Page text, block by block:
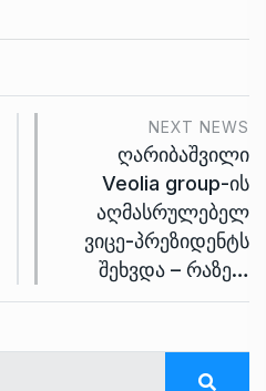
NEXT NEWS
ღარიბაშვილი
Veolia group-ის
აღმასრულებელ
ვიცე-პრეზიდენტს
შეხვდა – რაზე…